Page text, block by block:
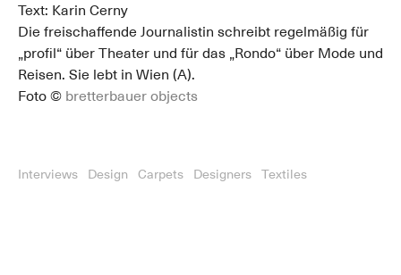
Text: Karin Cerny
Die freischaffende Journalistin schreibt regelmäßig für
„profil“ über Theater und für das „Rondo“ über Mode und
Reisen. Sie lebt in Wien (A).
Foto © bretterbauer objects
Interviews Design Carpets Designers Textiles